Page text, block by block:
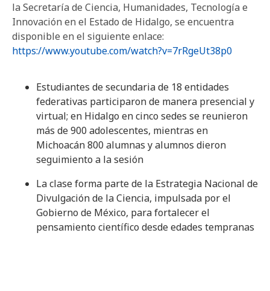
la Secretaría de Ciencia, Humanidades, Tecnología e
Innovación en el Estado de Hidalgo, se encuentra
disponible en el siguiente enlace:
https://www.youtube.com/watch?v=7rRgeUt38p0
Estudiantes de secundaria de 18 entidades
federativas participaron de manera presencial y
virtual; en Hidalgo en cinco sedes se reunieron
más de 900 adolescentes, mientras en
Michoacán 800 alumnas y alumnos dieron
seguimiento a la sesión
La clase forma parte de la Estrategia Nacional de
Divulgación de la Ciencia, impulsada por el
Gobierno de México, para fortalecer el
pensamiento científico desde edades tempranas